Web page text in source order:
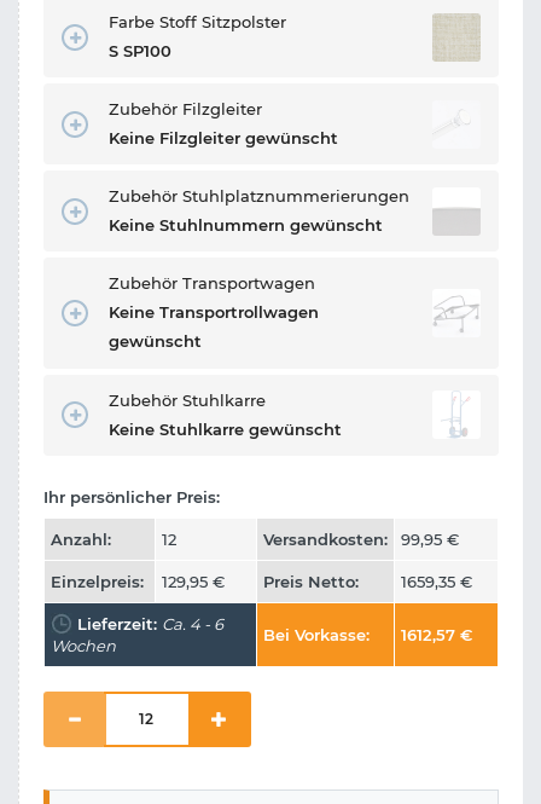
Farbe Stoff Sitzpolster
S SP100
Zubehör Filzgleiter
Keine Filzgleiter gewünscht
Zubehör Stuhlplatznummerierungen
Keine Stuhlnummern gewünscht
Zubehör Transportwagen
Keine Transportrollwagen
gewünscht
Zubehör Stuhlkarre
Keine Stuhlkarre gewünscht
Ihr persönlicher Preis:
Anzahl: 12 Versandkosten: 99,95 €
Einzelpreis: 129,95 € Preis Netto: 1659,35 €
Lieferzeit: Ca. 4 - 6
Wochen
Bei Vorkasse: 1612,57 €